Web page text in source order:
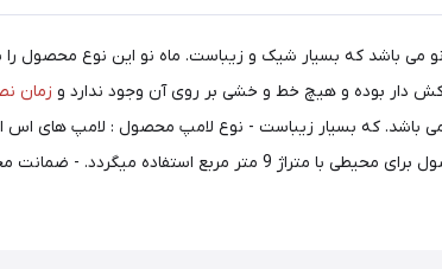
دار بوده و هیچ خط و خشی بر روی آن وجود ندارد و زمان
و داخلی عسلی می باشد. که بسیار زیباست - نوع لامپ محصول :